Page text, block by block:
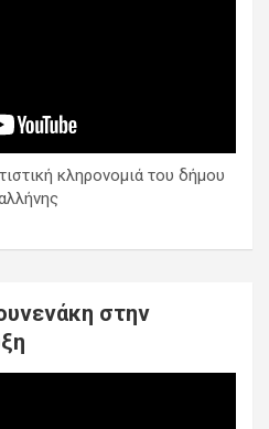
κληρονομιά του δήμου
στην